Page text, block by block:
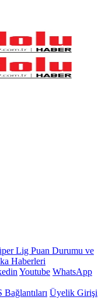
Lig Puan Durumu ve
Haberleri
Youtube WhatsApp
Bağlantıları Üyelik Girişi